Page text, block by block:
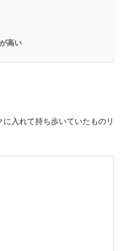
高い
入れて持ち歩いていたものリ